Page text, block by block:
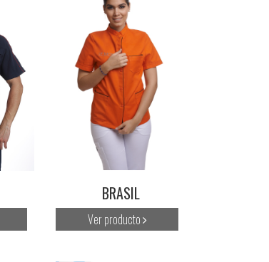
BRASIL
Ver producto